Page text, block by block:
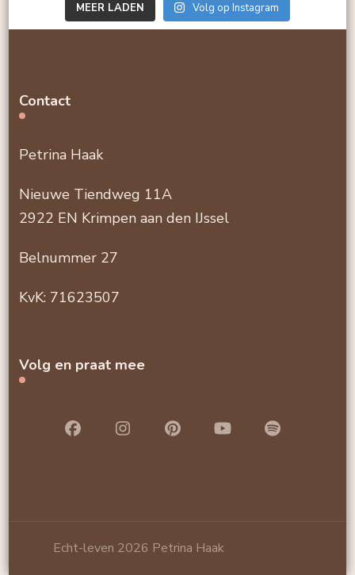
MEER LADEN Volg op Instagram
Contact
Petrina Haak
Nieuwe Tiendweg 11A
2922 EN Krimpen aan den IJssel
Belnummer 27
KvK: 71623507
Volg en praat mee
Echt-leven 2026 Petrina Haak